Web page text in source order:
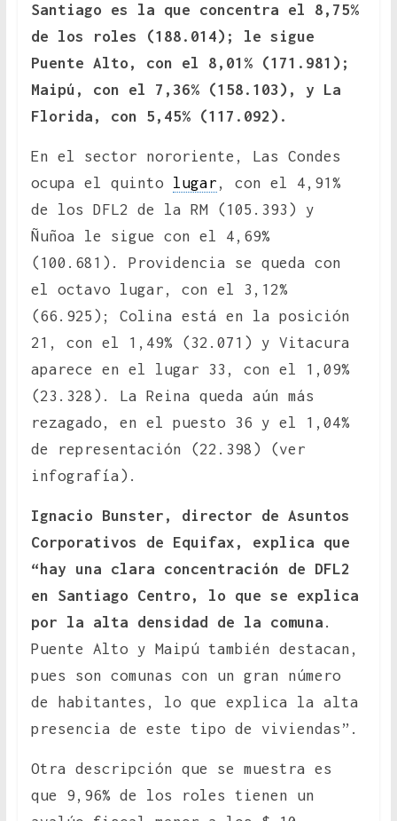
Santiago es la que concentra el 8,75%
de los roles (188.014); le sigue
Puente Alto, con el 8,01% (171.981);
Maipú, con el 7,36% (158.103), y La
Florida, con 5,45% (117.092).
En el sector nororiente, Las Condes
ocupa el quinto lugar , con el 4,91%
de los DFL2 de la RM (105.393) y
Ñuñoa le sigue con el 4,69%
(100.681). Providencia se queda con
el octavo lugar, con el 3,12%
(66.925); Colina está en la posición
21, con el 1,49% (32.071) y Vitacura
aparece en el lugar 33, con el 1,09%
(23.328). La Reina queda aún más
rezagado, en el puesto 36 y el 1,04%
de representación (22.398) (ver
infografía).
Ignacio Bunster, director de Asuntos
Corporativos de Equifax, explica que
“hay una clara concentración de DFL2
en Santiago Centro, lo que se explica
por la alta densidad de la comuna .
Puente Alto y Maipú también destacan,
pues son comunas con un gran número
de habitantes, lo que explica la alta
presencia de este tipo de viviendas”.
Otra descripción que se muestra es
que 9,96% de los roles tienen un